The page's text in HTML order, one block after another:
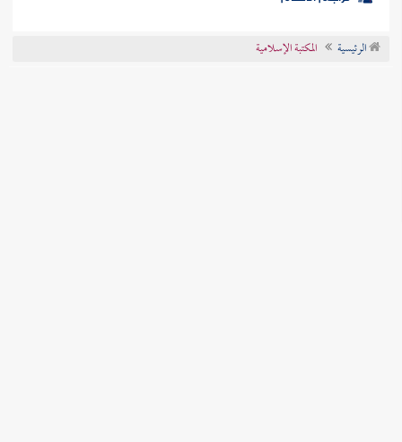
موضوعي
تراجم الأعلام
الرئيسية المكتبة الإسلامية